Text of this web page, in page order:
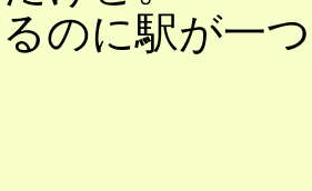
のに駅が一